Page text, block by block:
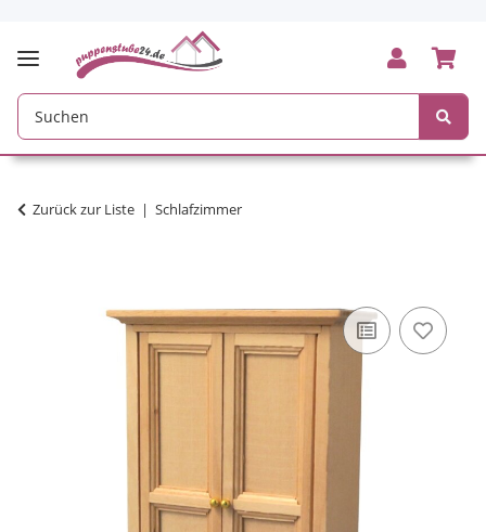
Zurück zur Liste Schlafzimmer